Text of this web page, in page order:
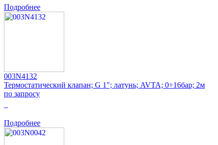
Подробнее
003N4132
Термостатический клапан; G 1"; латунь; AVTA; 0÷16бар; 2м
по запросу
Подробнее